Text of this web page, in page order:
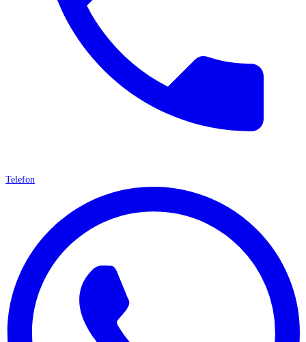
Telefon